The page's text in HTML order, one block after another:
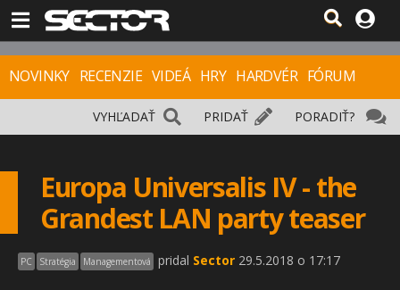
NOVINKY RECENZIE VIDEÁ HRY HARDVÉR FÓRUM
PORADIŤ?
PRIDAŤ
VYHĽADAŤ
Europa Universalis IV - the
Grandest LAN party teaser
PC Stratégia Managementová pridal Sector 29.5.2018 o 17:17